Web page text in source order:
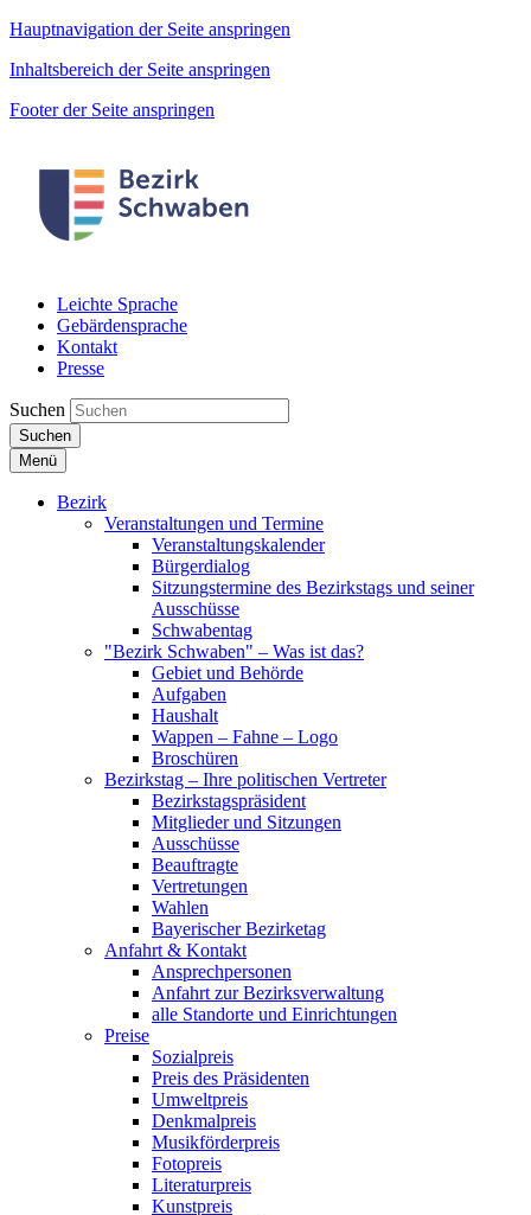
Hauptnavigation der Seite anspringen
Inhaltsbereich der Seite anspringen
Footer der Seite anspringen
Leichte Sprache
Gebärdensprache
Kontakt
Presse
Suchen
Suchen
Menü
Bezirk
Veranstaltungen und Termine
Veranstaltungskalender
Bürgerdialog
Sitzungstermine des Bezirkstags und seiner
Ausschüsse
Schwabentag
"Bezirk Schwaben" – Was ist das?
Gebiet und Behörde
Aufgaben
Haushalt
Wappen – Fahne – Logo
Broschüren
Bezirkstag – Ihre politischen Vertreter
Bezirkstagspräsident
Mitglieder und Sitzungen
Ausschüsse
Beauftragte
Vertretungen
Wahlen
Bayerischer Bezirketag
Anfahrt & Kontakt
Ansprechpersonen
Anfahrt zur Bezirksverwaltung
alle Standorte und Einrichtungen
Preise
Sozialpreis
Preis des Präsidenten
Umweltpreis
Denkmalpreis
Musikförderpreis
Fotopreis
Literaturpreis
Kunstpreis